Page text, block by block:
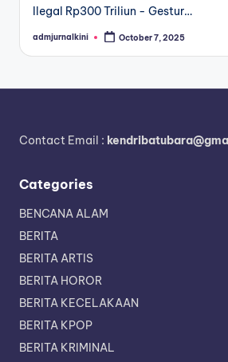
Ilegal Rp300 Triliun - Gestur…
Posted
admjurnalkini October 7, 2025
Contact Email :
Categories
BENCANA ALAM
BERITA
BERITA ARTIS
BERITA HOROR
BERITA KECELAKAAN
BERITA KPOP
BERITA KRIMINAL